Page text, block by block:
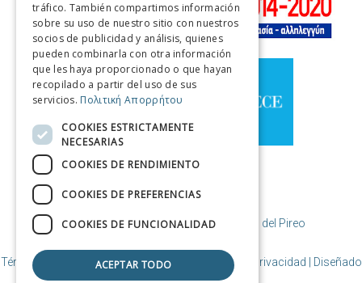
© Copyright Destino El Pireo / Municipio del Pireo
Términos de uso | Política de cookies | Política de privacidad
| Diseñado
y creado por Cosmote.
FRENCH
ITALIAN
GERMAN
SPANISH
CHINESE (SIMPLIFIED)
CHINESE
tráfico. También compartimos información
sobre su uso de nuestro sitio con nuestros
socios de publicidad y análisis, quienes
pueden combinarla con otra información
que les haya proporcionado o que hayan
recopilado a partir del uso de sus
servicios. Πολιτική Απορρήτου
COOKIES ESTRICTAMENTE
NECESARIAS
COOKIES DE RENDIMIENTO
COOKIES DE PREFERENCIAS
COOKIES DE FUNCIONALIDAD
ACEPTAR TODO